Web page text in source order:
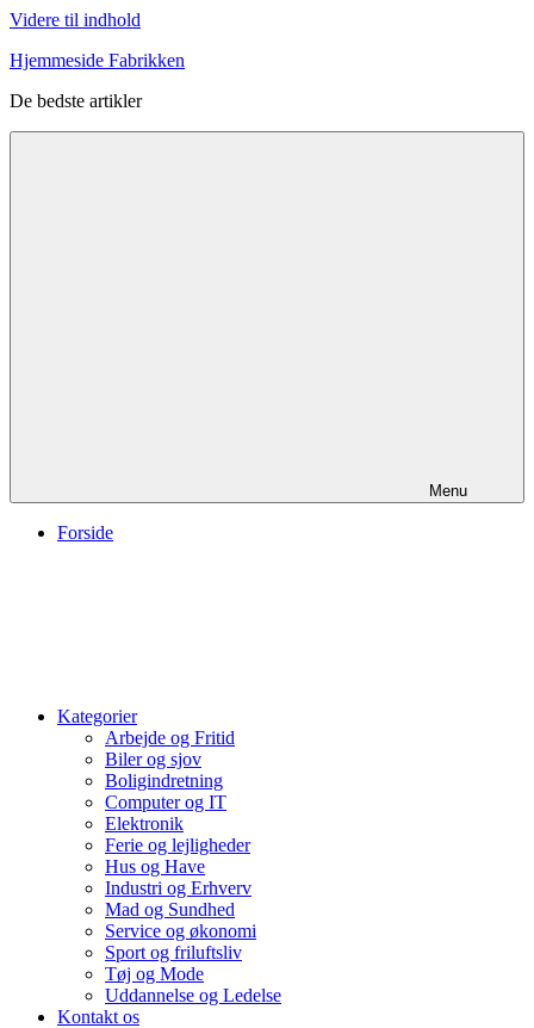
Videre til indhold
Hjemmeside Fabrikken
De bedste artikler
Menu
Forside
Kategorier
Arbejde og Fritid
Biler og sjov
Boligindretning
Computer og IT
Elektronik
Ferie og lejligheder
Hus og Have
Industri og Erhverv
Mad og Sundhed
Service og økonomi
Sport og friluftsliv
Tøj og Mode
Uddannelse og Ledelse
Kontakt os